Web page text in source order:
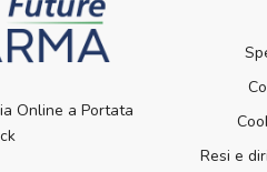
Online a Portata
Resi e